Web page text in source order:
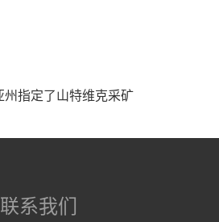
指定了山特维克采矿
联系我们